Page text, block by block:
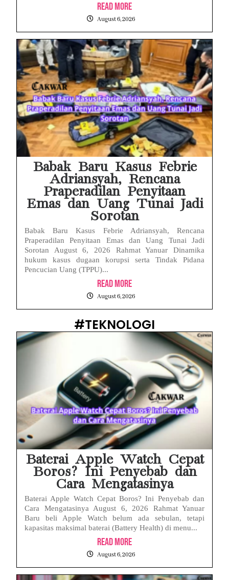
Read More
August 6, 2026
Babak Baru Kasus Febrie
Adriansyah, Rencana
Praperadilan Penyitaan
Emas dan Uang Tunai Jadi
Sorotan
Babak Baru Kasus Febrie Adriansyah, Rencana
Praperadilan Penyitaan Emas dan Uang Tunai Jadi
Sorotan August 6, 2026 Rahmat Yanuar Dinamika
hukum kasus dugaan korupsi serta Tindak Pidana
Pencucian Uang (TPPU)...
Read More
August 6, 2026
#TEKNOLOGI
Baterai Apple Watch Cepat
Boros? Ini Penyebab dan
Cara Mengatasinya
Baterai Apple Watch Cepat Boros? Ini Penyebab dan
Cara Mengatasinya August 6, 2026 Rahmat Yanuar
Baru beli Apple Watch belum ada sebulan, tetapi
kapasitas maksimal baterai (Battery Health) di menu...
Read More
August 6, 2026